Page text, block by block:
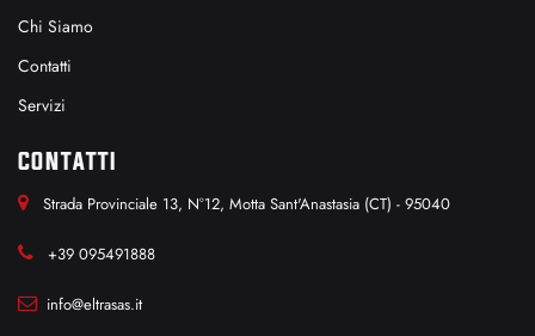
Chi Siamo
Contatti
Servizi
CONTATTI
Strada Provinciale 13, N°12, Motta Sant'Anastasia (CT) - 95040
+39 095491888
info@eltrasas.it